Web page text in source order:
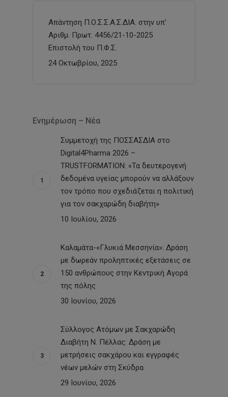
Απάντηση Π.Ο.Σ.Σ.Α.Σ.ΔΙΑ. στην υπ’
Αριθμ. Πρωτ. 4456/21-10-2025
Επιστολή του Π.Φ.Σ.
24 Οκτωβρίου, 2025
Ενημέρωση – Νέα
Συμμετοχή της ΠΟΣΣΑΣΔΙΑ στο
Digital4Pharma 2026 –
TRUSTFORMATION: «Τα δευτερογενή
δεδομένα υγείας μπορούν να αλλάξουν
τον τρόπο που σχεδιάζεται η πολιτική
για τον σακχαρώδη διαβήτη»
10 Ιουλίου, 2026
Καλαμάτα-«Γλυκιά Μεσσηνία»: Δράση
με δωρεάν προληπτικές εξετάσεις σε
150 ανθρώπους στην Κεντρική Αγορά
της πόλης
30 Ιουνίου, 2026
Σύλλογος Ατόμων με Σακχαρώδη
Διαβήτη Ν. Πέλλας: Δράση με
μετρήσεις σακχάρου και εγγραφές
νέων μελών στη Σκύδρα
29 Ιουνίου, 2026